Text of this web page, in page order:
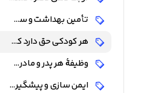
تأمین بهداشت و سلامت کودک
هر کودکی حق دارد که از نعمت تندرستی برخوردار باشد
وظیفۀ هر پدر و مادری است که احتیاجات کودک را تأمین کنند
ایمن سازی و پیشگیری از بیماری های عفونی و واگیردار